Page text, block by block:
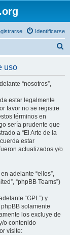
Identificarse
uso
“nosotros”,
estar legalmente
favor no se registre
términos en
sería prudente que
a “El Arte de la
estar
actualizados y/o
adelante “ellos”,
“phpBB Teams”)
“GPL”) y
solamente
los excluye de
o contenido
visite: